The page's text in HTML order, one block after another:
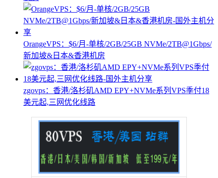
OrangeVPS：$6/月-单核/2GB/25GB NVMe/2TB@1Gbps/
新加坡&日本&香港机房
zgovps：香港/洛杉矶AMD EPY+NVMe系列VPS季付18
美元起,三网优化线路